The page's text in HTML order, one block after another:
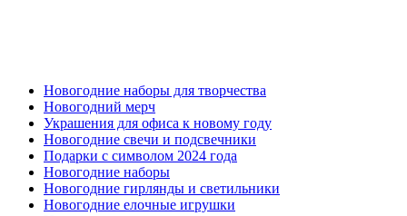
Новогодние наборы для творчества
Новогодний мерч
Украшения для офиса к новому году
Новогодние свечи и подсвечники
Подарки с символом 2024 года
Новогодние наборы
Новогодние гирлянды и светильники
Новогодние елочные игрушки